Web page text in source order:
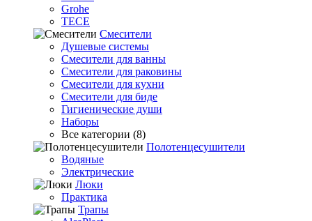
Grohe
TECE
Смесители
Душевые системы
Смесители для ванны
Смесители для раковины
Смесители для кухни
Смесители для биде
Гигиенические души
Наборы
Все категории (8)
Полотенцесушители
Водяные
Электрические
Люки
Практика
Трапы